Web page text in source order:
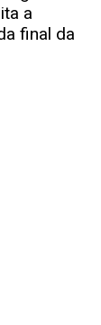
a
final da